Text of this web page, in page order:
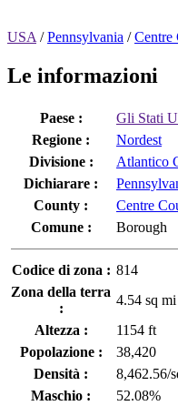
USA /Pennsylvania /Centre
Le informazioni
Paese :
Gli Stati
Regione :
Nordest
Divisione :
Atlantico
Dichiarare :
County :
Centre
Comune :
Borough
Codice di zona : 814
Zona della terra
:
4.54 sq
Altezza :
1154 ft
Popolazione :
38,420
Densità :
8,462.56/
Maschio :
52.08%